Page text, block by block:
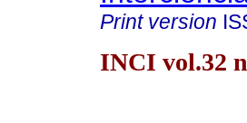
Print version
INCI vol.32